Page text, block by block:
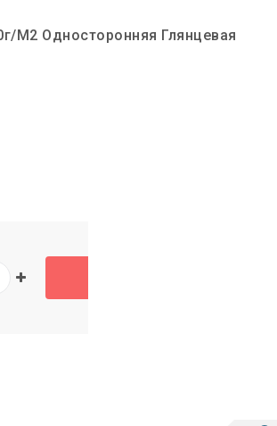
м2 Односторонняя Глянцевая